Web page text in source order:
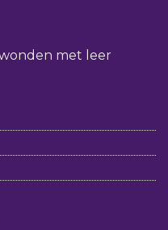
met leer